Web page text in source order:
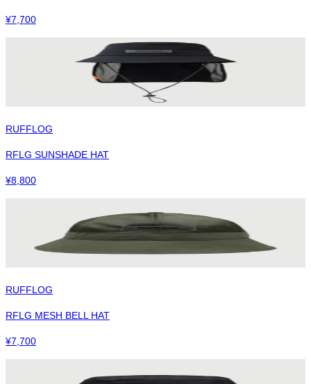
¥7,700
RUFFLOG
RFLG SUNSHADE HAT
¥8,800
RUFFLOG
RFLG MESH BELL HAT
¥7,700